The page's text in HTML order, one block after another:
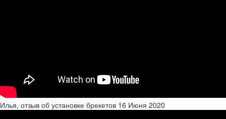
Илья, отзыв об установке брекетов 16 Июня 2020